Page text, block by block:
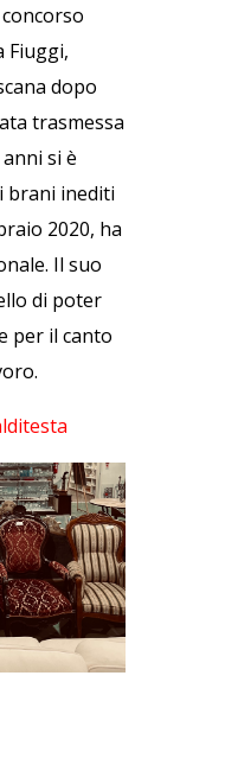
Fiuggi,
dopo
trasmessa
si è
brani inediti
2020, ha
Il suo
di poter
per il canto